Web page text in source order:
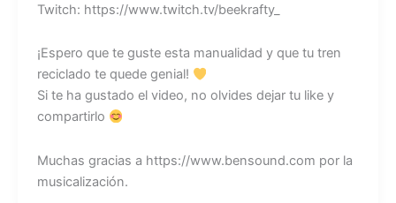
Twitch: https://www.twitch.tv/beekrafty_
¡Espero que te guste esta manualidad y que tu tren
reciclado te quede genial!
Si te ha gustado el video, no olvides dejar tu like y
compartirlo
Muchas gracias a https://www.bensound.com por la
musicalización.